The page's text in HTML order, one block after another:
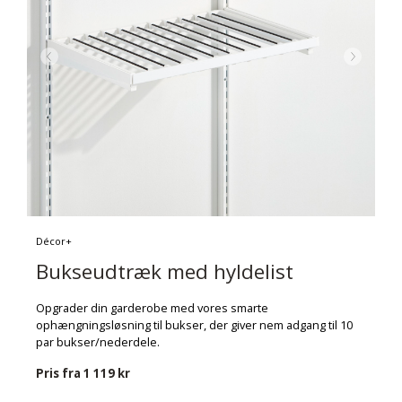
Décor+
Bukseudtræk med hyldelist
Opgrader din garderobe med vores smarte
ophængningsløsning til bukser, der giver nem adgang til 10
par bukser/nederdele.
Pris fra 1 119 kr